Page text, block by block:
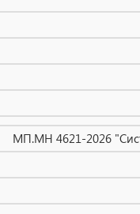
МП.МН 4621-2026